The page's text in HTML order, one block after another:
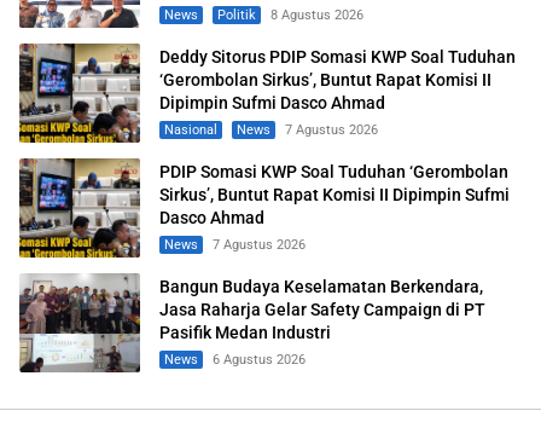
News Politik 8 Agustus 2026
Deddy Sitorus PDIP Somasi KWP Soal Tuduhan
‘Gerombolan Sirkus’, Buntut Rapat Komisi II
Dipimpin Sufmi Dasco Ahmad
Nasional News 7 Agustus 2026
PDIP Somasi KWP Soal Tuduhan ‘Gerombolan
Sirkus’, Buntut Rapat Komisi II Dipimpin Sufmi
Dasco Ahmad
News 7 Agustus 2026
Bangun Budaya Keselamatan Berkendara,
Jasa Raharja Gelar Safety Campaign di PT
Pasifik Medan Industri
News 6 Agustus 2026